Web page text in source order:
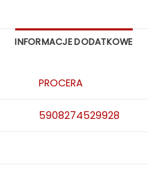
INFORMACJE DODATKOWE
PROCERA
5908274529928